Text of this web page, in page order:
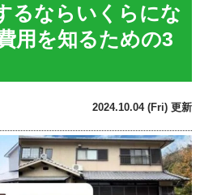
るならいくらにな
用を知るための3
2024.10.04 (Fri) 更新